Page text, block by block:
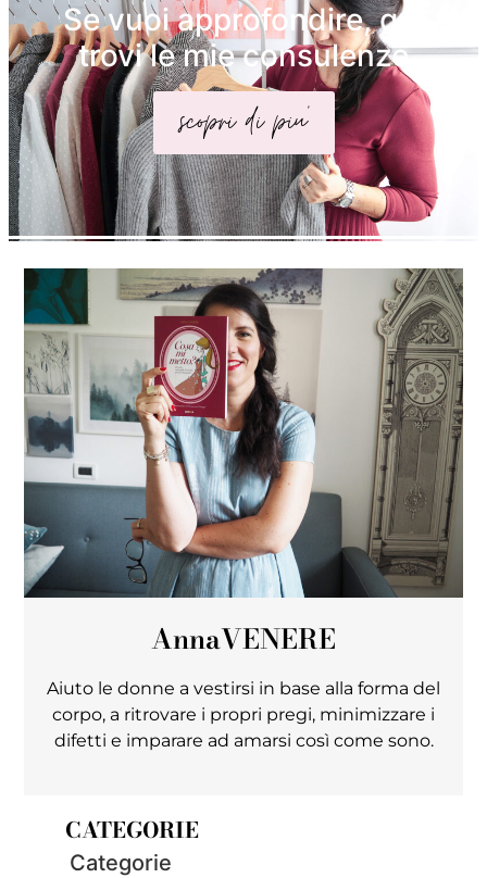
Se vuoi approfondire, qui
trovi le mie consulenze
scopri di piu'
AnnaVENERE
Aiuto le donne a vestirsi in base alla forma del
corpo, a ritrovare i propri pregi, minimizzare i
difetti e imparare ad amarsi così come sono.
CATEGORIE
Categorie